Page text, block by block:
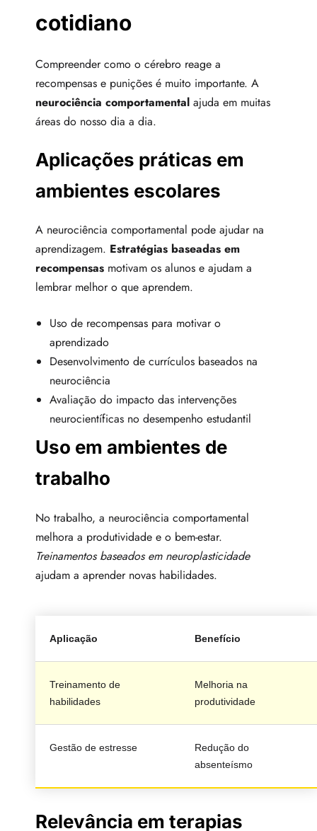
cotidiano
Compreender como o cérebro reage a
recompensas e punições é muito importante. A
neurociência comportamental ajuda em muitas
áreas do nosso dia a dia.
Aplicações práticas em
ambientes escolares
A neurociência comportamental pode ajudar na
aprendizagem. Estratégias baseadas em
recompensas motivam os alunos e ajudam a
lembrar melhor o que aprendem.
Uso de recompensas para motivar o
aprendizado
Desenvolvimento de currículos baseados na
neurociência
Avaliação do impacto das intervenções
neurocientíficas no desempenho estudantil
Uso em ambientes de
trabalho
No trabalho, a neurociência comportamental
melhora a produtividade e o bem-estar.
Treinamentos baseados em neuroplasticidade
ajudam a aprender novas habilidades.
Aplicação Benefício
Treinamento de
habilidades
Melhoria na
produtividade
Gestão de estresse
Redução do
absenteísmo
Relevância em terapias